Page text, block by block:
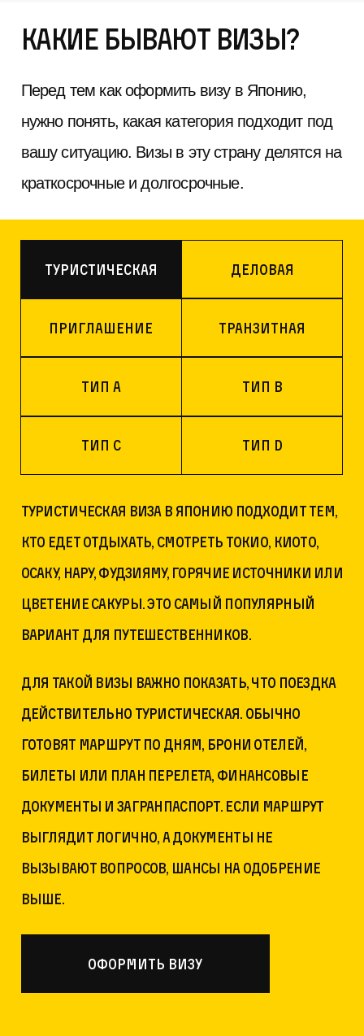
Какие бывают визы?
Перед тем как оформить визу в Японию,
нужно понять, какая категория подходит под
вашу ситуацию. Визы в эту страну делятся на
краткосрочные и долгосрочные.
Туристическая Деловая
Приглашение Транзитная
Тип A Тип B
Тип C Тип D
Туристическая виза в Японию подходит тем,
кто едет отдыхать, смотреть Токио, Киото,
Осаку, Нару, Фудзияму, горячие источники или
цветение сакуры. Это самый популярный
вариант для путешественников.
Для такой визы важно показать, что поездка
действительно туристическая. Обычно
готовят маршрут по дням, брони отелей,
билеты или план перелета, финансовые
документы и загранпаспорт. Если маршрут
выглядит логично, а документы не
вызывают вопросов, шансы на одобрение
выше.
оформить визу